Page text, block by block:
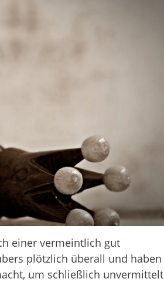
einer vermeintlich gut
plötzlich überall und haben
um schließlich unvermittelt